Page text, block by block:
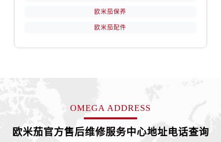
安徽省滁州市琅琊区南谯北路欧米茄售后服务中心（需提前预约）
欧米茄保养
欧米茄配件
OMEGA ADDRESS
欧米茄官方售后维修服务中心地址电话查询